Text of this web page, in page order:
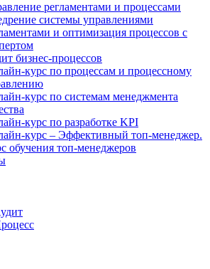
регламентами и процессами
системы управлениями
и оптимизация процессов с
бизнес-процессов
курс по процессам и процессному
курс по системам менеджмента
курс по разработке KPI
курс – Эффективный топ-менеджер.
обучения топ-менеджеров